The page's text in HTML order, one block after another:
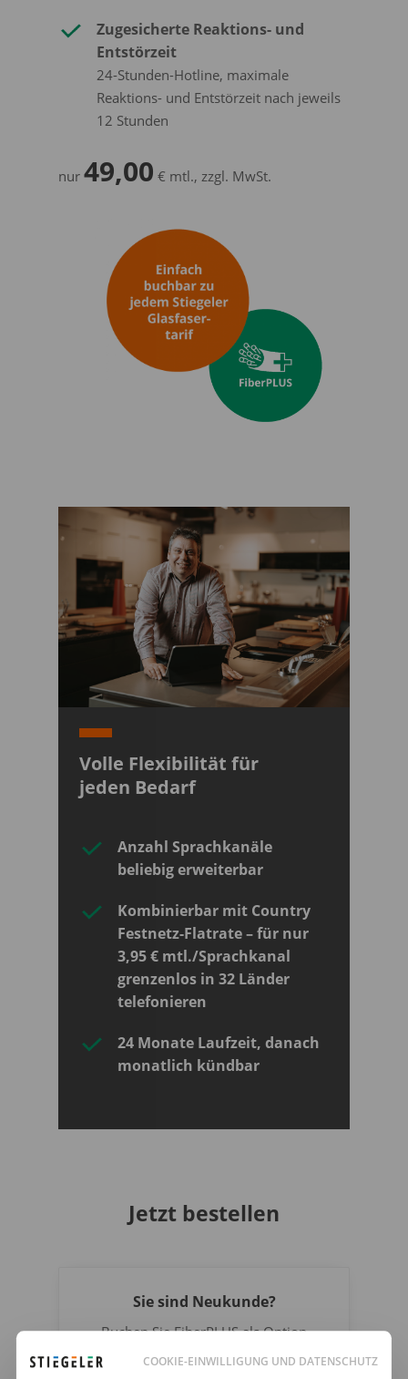
Zugesicherte Reaktions- und
Entstörzeit
24-Stunden-Hotline, maximale
Reaktions- und Entstörzeit nach jeweils
12 Stunden
nur49,00 € mtl., zzgl. MwSt.
Volle Flexibilität für
jeden Bedarf
Anzahl Sprachkanäle
beliebig erweiterbar
Kombinierbar mit Country
Festnetz-Flatrate – für nur
3,95 € mtl./Sprachkanal
grenzenlos in 32 Länder
telefonieren
24 Monate Laufzeit, danach
monatlich kündbar
Jetzt bestellen
Sie sind Neukunde?
Buchen Sie FiberPLUS als Option
direkt bei Vertragsabschluss hinzu.
COOKIE-EINWILLIGUNG UND DATENSCHUTZ